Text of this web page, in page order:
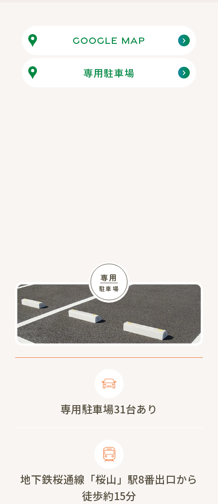
Google map
専用駐車場
専用
駐車場
専用駐車場31台あり
地下鉄桜通線「桜山」駅8番出口から
徒歩約15分